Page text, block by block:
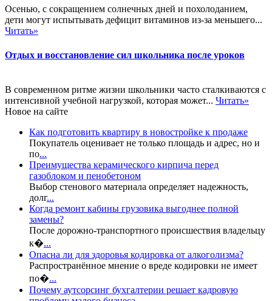
Осенью, с сокращением солнечных дней и похолоданием,
дети могут испытывать дефицит витаминов из-за меньшего...
Читать»
Отдых и восстановление сил школьника после уроков
В современном ритме жизни школьники часто сталкиваются с
интенсивной учебной нагрузкой, которая может... Читать»
Новое на сайте
Как подготовить квартиру в новостройке к продаже
Покупатель оценивает не только площадь и адрес, но и
по...
Преимущества керамического кирпича перед
газоблоком и пенобетоном
Выбор стенового материала определяет надежность,
долг...
Когда ремонт кабины грузовика выгоднее полной
замены?
После дорожно-транспортного происшествия владельцу
к�...
Опасна ли для здоровья кодировка от алкоголизма?
Распространённое мнение о вреде кодировки не имеет
по�...
Почему аутсорсинг бухгалтерии решает кадровую